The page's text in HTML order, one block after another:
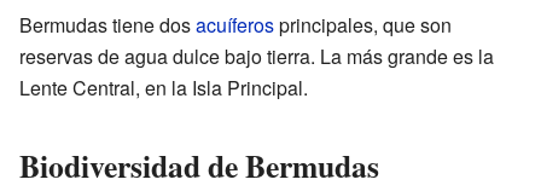
Bermudas tiene dosacuíferosprincipales, que son
reservas de agua dulce bajo tierra. La más grande es la
Lente Central, en la Isla Principal.
Biodiversidad de Bermudas